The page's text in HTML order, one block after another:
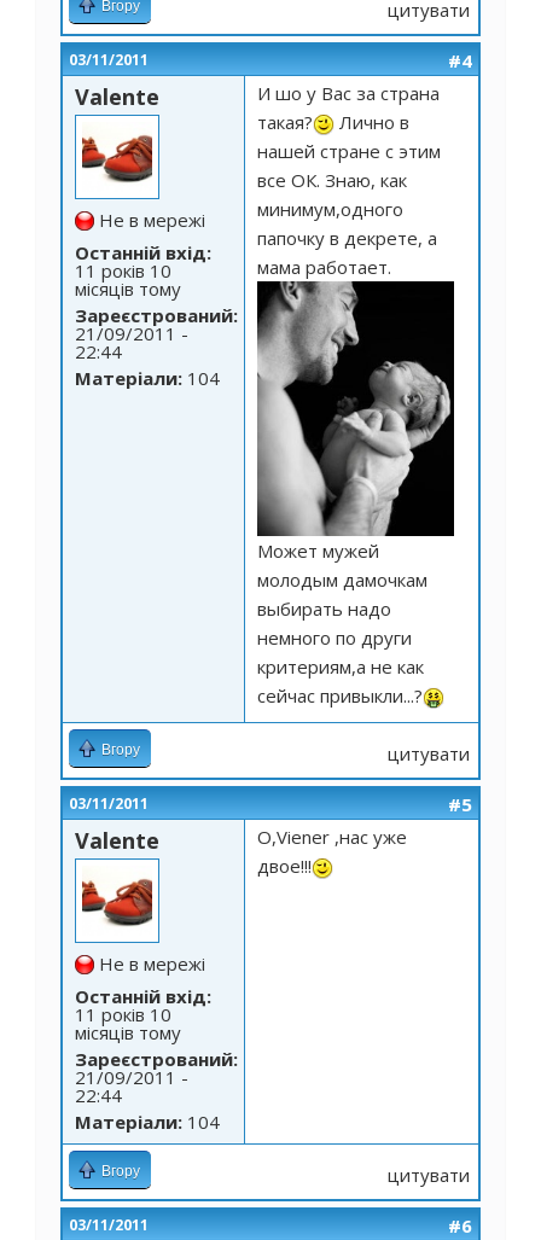
Вгору цитувати
03/11/2011 #4
Valente
Не в мережі
Останній вхід:
11 років 10
місяців тому
Зареєстрований:
21/09/2011 -
22:44
Матеріали: 104
И шо у Вас за страна
такая?
Лично в
нашей стране с этим
все ОК. Знаю, как
минимум,одного
папочку в декрете, а
мама работает.
Может мужей
молодым дамочкам
выбирать надо
немного по други
критериям,а не как
сейчас привыкли...?
Вгору цитувати
03/11/2011 #5
Valente
Не в мережі
Останній вхід:
11 років 10
місяців тому
Зареєстрований:
21/09/2011 -
22:44
Матеріали: 104
О,Viener ,нас уже
двое!!!
Вгору цитувати
03/11/2011 #6